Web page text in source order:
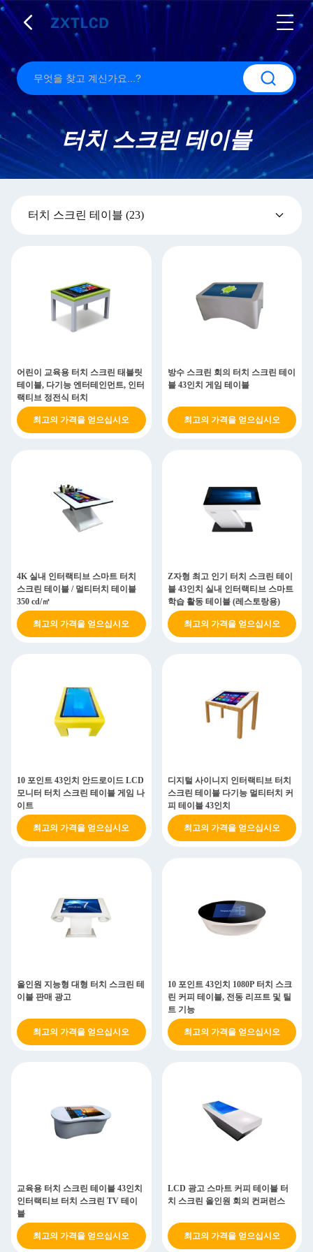
터치 스크린 테이블
터치 스크린 테이블 (23)
어린이 교육용 터치 스크린 태블릿
테이블, 다기능 엔터테인먼트, 인터
랙티브 정전식 터치
최고의 가격을 얻으십시오
방수 스크린 회의 터치 스크린 테이
블 43인치 게임 테이블
최고의 가격을 얻으십시오
4K 실내 인터랙티브 스마트 터치
스크린 테이블 / 멀티터치 테이블
350 cd/㎡
최고의 가격을 얻으십시오
Z자형 최고 인기 터치 스크린 테이
블 43인치 실내 인터랙티브 스마트
학습 활동 테이블 (레스토랑용)
최고의 가격을 얻으십시오
10 포인트 43인치 안드로이드 LCD
모니터 터치 스크린 테이블 게임 나
이트
최고의 가격을 얻으십시오
디지털 사이니지 인터랙티브 터치
스크린 테이블 다기능 멀티터치 커
피 테이블 43인치
최고의 가격을 얻으십시오
올인원 지능형 대형 터치 스크린 테
이블 판매 광고
최고의 가격을 얻으십시오
10 포인트 43인치 1080P 터치 스크
린 커피 테이블, 전동 리프트 및 틸
트 기능
최고의 가격을 얻으십시오
교육용 터치 스크린 테이블 43인치
인터랙티브 터치 스크린 TV 테이
블
최고의 가격을 얻으십시오
LCD 광고 스마트 커피 테이블 터
치 스크린 올인원 회의 컨퍼런스
최고의 가격을 얻으십시오